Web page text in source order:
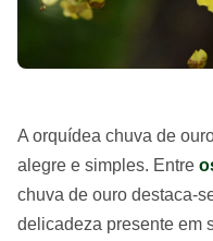
A orquídea chuva de
alegre e simples. Entre
chuva de ouro destaca-
delicadeza presente em